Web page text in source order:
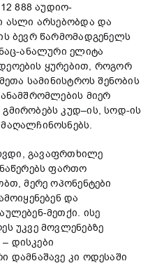
888 აუდიო-
ასლი არსებობდა და
ბევრ წარმომადგენელს
ანალური ელიტა
ყურებით, როგორ
სამინისტროს შენობის
მიერ
კუდ–ის, სოდ-ის
გავაფრთხილე
ფართო
მერე ოპონენტები
და
მეთქი. ისე
უკვე მოვლენებზე
დისკები
დამნაშავე კი ოდესაში